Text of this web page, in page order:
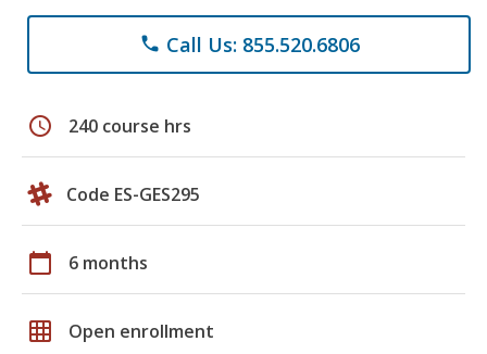
phone Call Us: 855.520.6806
schedule 240 course hrs
Code ES-GES295
calendar_today 6 months
grid_on Open enrollment